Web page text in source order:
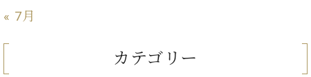
ン
迎。
« 7月
カテゴリー